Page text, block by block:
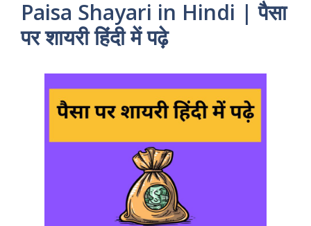
Paisa Shayari in Hindi | पैसा
पर शायरी हिंदी में पढ़े